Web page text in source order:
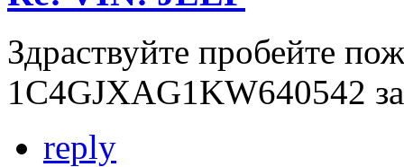
Здраствуйте пробейте
1C4GJXAG1KW640542
reply